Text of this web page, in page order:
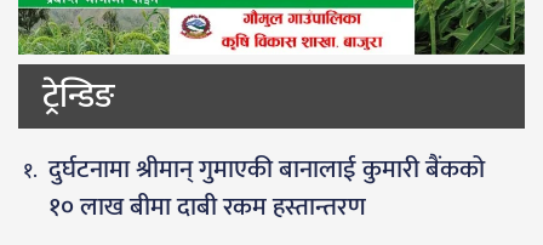
ट्रेन्डिङ
दुर्घटनामा श्रीमान् गुमाएकी बानालाई कुमारी बैंकको
१० लाख बीमा दाबी रकम हस्तान्तरण